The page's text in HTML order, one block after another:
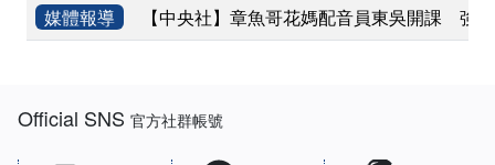
媒體報導
【中央社】章魚哥花媽配音員東吳開課 強
Official SNS官方社群帳號